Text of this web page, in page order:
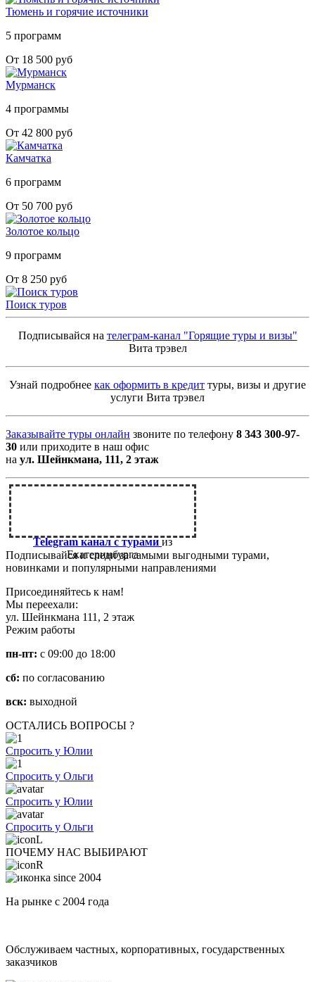
Тюмень и горячие источники
5 программ
От 18 500 руб
Мурманск
4 программы
От 42 800 руб
Камчатка
6 программ
От 50 700 руб
Золотое кольцо
9 программ
От 8 250 руб
Поиск туров
Подписывайся на телеграм-канал "Горящие туры и визы"
Вита трэвел
Узнай подробнее как оформить в кредит туры, визы и другие
услуги Вита трэвел
Заказывайте туры онлайн звоните по телефону 8 343 300-97-
30 или приходите в наш офис
на ул. Шейнкмана, 111, 2 этаж
Подписывайся и следи за самыми выгодными турами,
новинками и популярными направлениями
Присоединяйтесь к нам!
Мы переехали:
ул. Шейнкмана 111, 2 этаж
Режим работы
пн-пт: с 09:00 до 18:00
сб: по согласованию
вск: выходной
ОСТАЛИСЬ ВОПРОСЫ ?
Спросить у Юлии
Спросить у Ольги
Спросить у Юлии
Спросить у Ольги
ПОЧЕМУ НАС ВЫБИРАЮТ
На рынке с 2004 года
Обслуживаем частных, корпоративных, государственных
заказчиков